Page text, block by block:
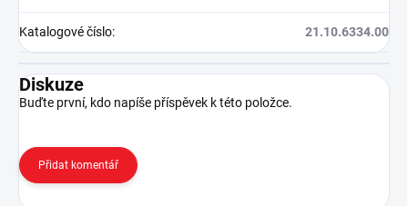
Katalogové číslo: 21.10.6334.00
Diskuze
Buďte první, kdo napíše příspěvek k této položce.
Přidat komentář